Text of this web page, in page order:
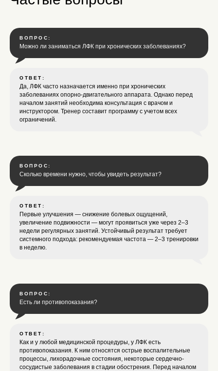
ВОПРОС:
Можно ли заниматься ЛФК при хронических заболеваниях?
ОТВЕТ:
Да, ЛФК часто назначается именно при хронических
заболеваниях опорно-двигательного аппарата. Однако перед
началом занятий необходима консультация с врачом и
инструктором. Тренер составит программу с учетом всех
ограничений.
ВОПРОС:
Сколько времени нужно, чтобы увидеть результат?
ОТВЕТ:
Первые улучшения — снижение болевых ощущений,
увеличение подвижности — могут проявиться уже через 2–3
недели регулярных занятий. Устойчивый результат требует
системного подхода: рекомендуемая частота — 2–3 тренировки
в неделю.
ВОПРОС:
Есть ли противопоказания?
ОТВЕТ:
Как и у любой медицинской процедуры, у ЛФК есть
противопоказания. К ним относятся острые воспалительные
процессы, лихорадочные состояния, некоторые сердечно-
сосудистые заболевания в стадии обострения. Перед началом
Найти насочень просто
Часы работы:
Пн-Пт: с 6:00 до 24:00.
Сб-Вс: с 9:00 до 23:00.
Мы с нетерпением ждём вас по
адресу:
Телефон: +7 (347) 256-05-61